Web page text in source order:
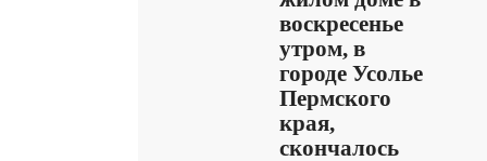
воскресенье
утром, в
городе Усолье
Пермского
края,
скончалось